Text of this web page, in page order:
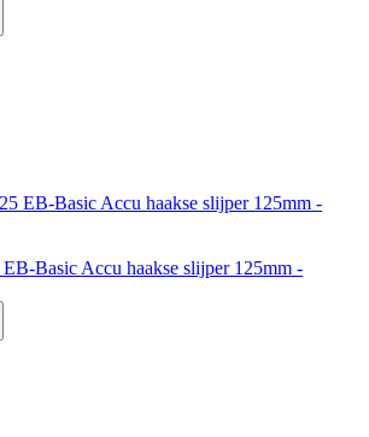
Basic Accu haakse slijper 125mm -